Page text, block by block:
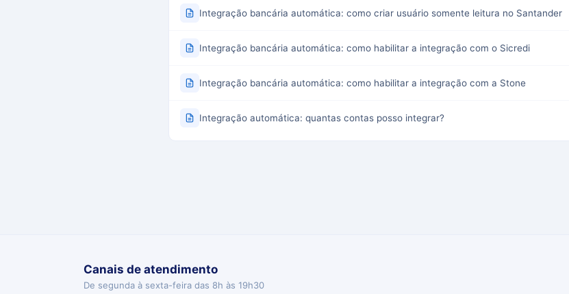
Integração bancária automática: como criar usuário somente leitura no Santander
Integração bancária automática: como habilitar a integração com o Sicredi
Integração bancária automática: como habilitar a integração com a Stone
Integração automática: quantas contas posso integrar?
Canais de atendimento
De segunda à sexta-feira das 8h às 19h30